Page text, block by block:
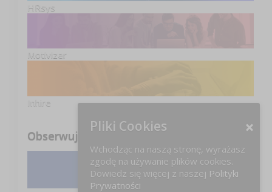
HRsys
Motivizer
Inhire
Obserwuj nas
Facebook
Pliki Cookies
Wchodząc na naszą stronę, wyrażasz
zgodę na używanie plików cookies.
Dowiedz się więcej z naszej Polityki
Prywatności